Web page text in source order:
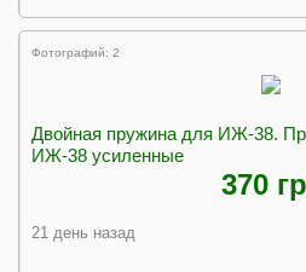
Фотографий: 2
Двойная пружина для ИЖ-38.
ИЖ-38 усиленные
370
21 день назад